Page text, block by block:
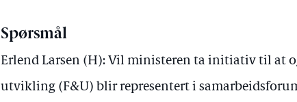
Spørsmål
Erlend Larsen (H): Vil ministeren ta initiativ til at
utvikling (F&U) blir representert i